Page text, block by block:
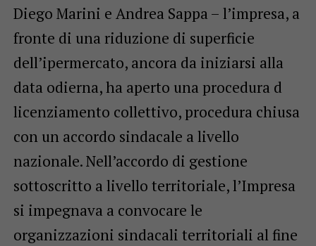
Diego Marini e Andrea Sappa – l’impresa, a
fronte di una riduzione di superficie
dell’ipermercato, ancora da iniziarsi alla
data odierna, ha aperto una procedura d
licenziamento collettivo, procedura chiusa
con un accordo sindacale a livello
nazionale. Nell’accordo di gestione
sottoscritto a livello territoriale, l’Impresa
si impegnava a convocare le
organizzazioni sindacali territoriali al fine